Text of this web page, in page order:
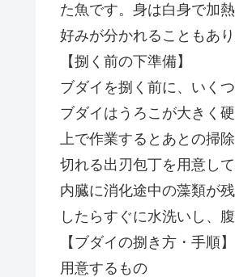
た魚です。身は白身で加
好みが分かれることもあ
【捌く前の下準備】
ブダイを捌く前に、いく
ブダイはうろこが大きく
上で作業するとあとの掃
切れる出刃包丁を用意し
内臓に消化途中の藻類が
したらすぐに水洗いし、
【ブダイの捌き方・手順】
用意するもの